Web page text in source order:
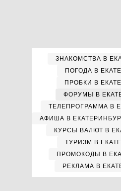
ЗНАКОМСТВА В
ПОГОДА В
ПРОБКИ В
ФОРУМЫ В
ТЕЛЕПРОГРАММА В
АФИША В
КУРСЫ ВАЛЮТ В
ТУРИЗМ В
ПРОМОКОДЫ В
РЕКЛАМА В